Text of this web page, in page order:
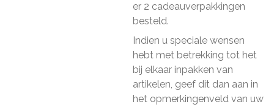
er 2 cadeauverpakkingen
besteld.
Indien u speciale wensen
hebt met betrekking tot het
bij elkaar inpakken van
artikelen, geef dit dan aan in
het opmerkingenveld van uw